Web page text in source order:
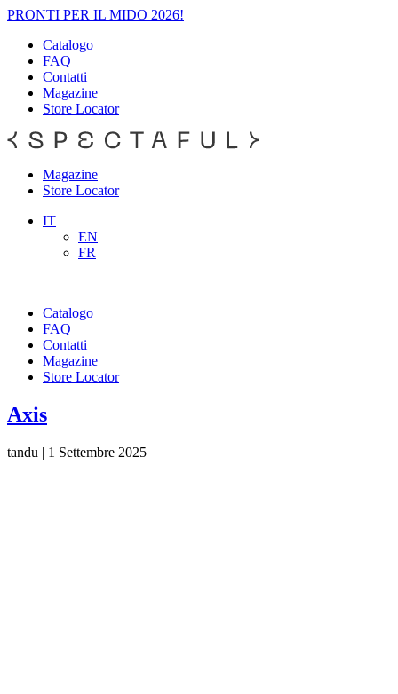
PRONTI PER IL MIDO 2026!
Catalogo
FAQ
Contatti
Magazine
Store Locator
Magazine
Store Locator
IT
EN
FR
Catalogo
FAQ
Contatti
Magazine
Store Locator
Axis
tandu | 1 Settembre 2025